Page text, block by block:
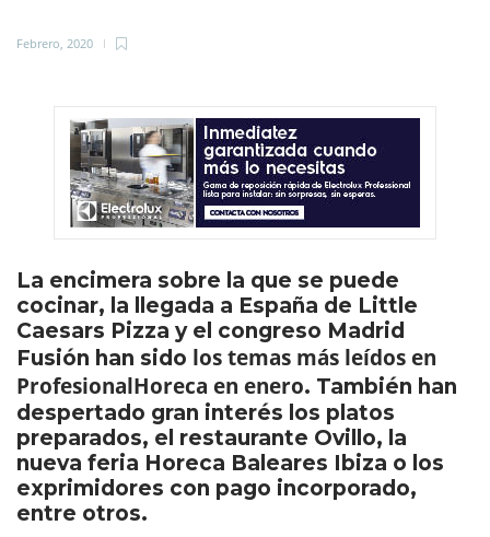
Febrero, 2020
La encimera sobre la que se puede
cocinar, la llegada a España de Little
Caesars Pizza y el congreso Madrid
Fusión han sido los temas más leídos en
ProfesionalHoreca en enero. También han
despertado gran interés los platos
preparados, el restaurante Ovillo, la
nueva feria Horeca Baleares Ibiza o los
exprimidores con pago incorporado,
entre otros.